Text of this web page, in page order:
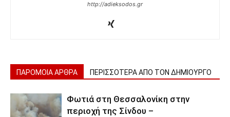
http://adieksodos.gr
ΠΑΡΟΜΟΙΑ ΑΡΘΡΑ ΠΕΡΙΣΣΟΤΕΡΑ ΑΠΟ ΤΟΝ ΔΗΜΙΟΥΡΓΟ
Φωτιά στη Θεσσαλονίκη στην
περιοχή της Σίνδου –